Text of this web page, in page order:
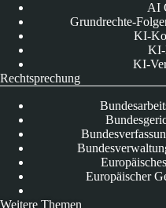
AI
Grundrechte-
KI-
KI-
KI-
Rechtsprechung
Europäischer
Weitere Themen